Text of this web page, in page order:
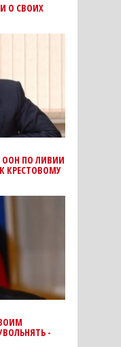
О СВОИХ
ООН ПО ЛИВИИ
КРЕСТОВОМУ
-